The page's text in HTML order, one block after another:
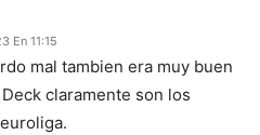
En 11:15
mal tambien era muy buen
claramente son los